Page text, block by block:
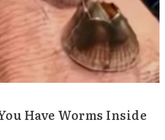
Have Worms Inside